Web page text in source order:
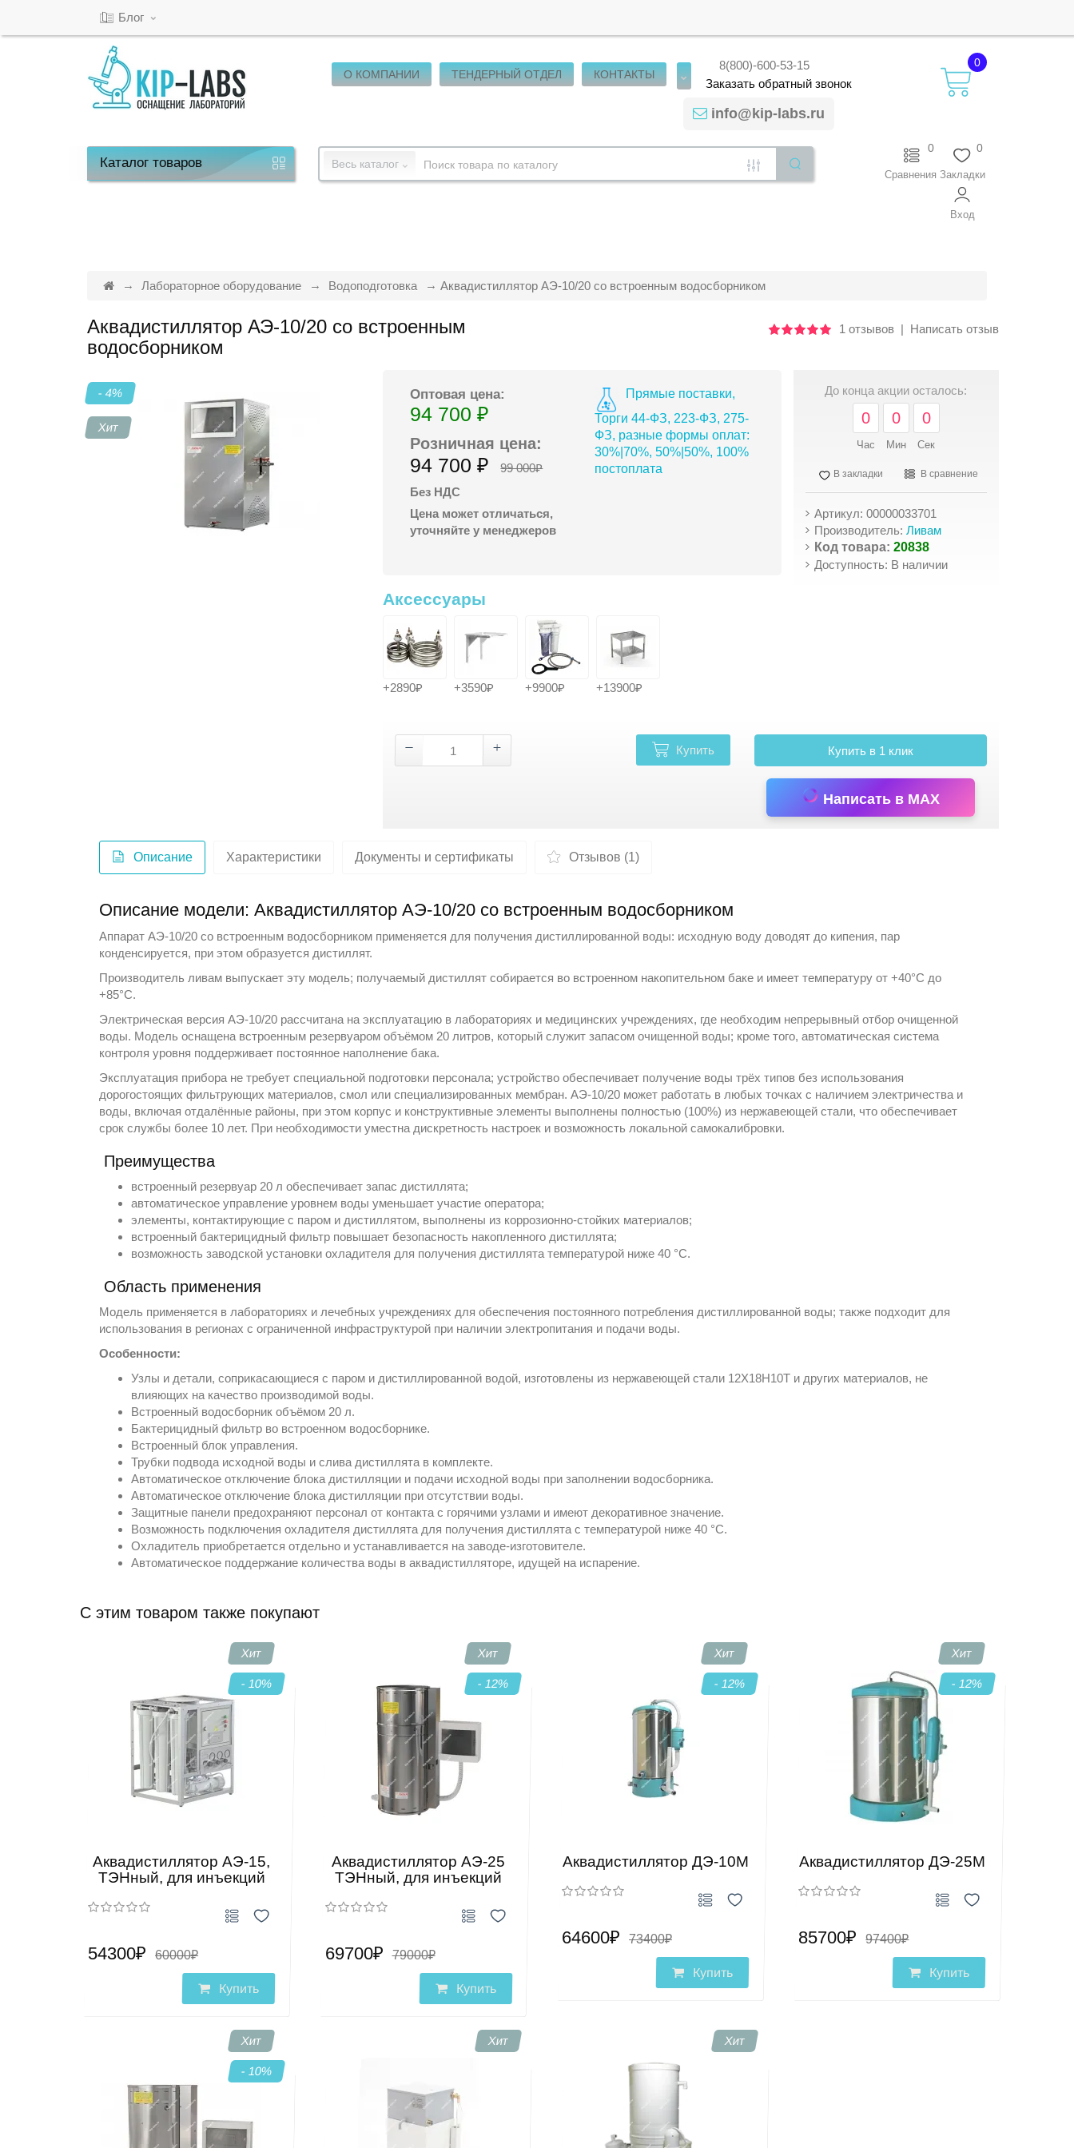
Блог
О КОМПАНИИ ТЕНДЕРНЫЙ ОТДЕЛ КОНТАКТЫ
8(800)-600-53-15
Заказатьобратныйзвонок
info@kip-labs.ru
0
Каталогтоваров Весь каталог
0
Закладки
0
Сравнения
Вход
Лабораторное оборудование Водоподготовка Аквадистиллятор АЭ-10/20 со встроенным водосборником
Аквадистиллятор АЭ-10/20 со встроенным
водосборником
1 отзывов| Написать отзыв
- 4%
Хит
Оптовая цена:
94 700 ₽
Розничная цена:
94 700 ₽
99 000₽
Без НДС
Цена может отличаться,
уточняйте у менеджеров
Прямые поставки,
Торги 44-ФЗ, 223-ФЗ, 275-
ФЗ, разные формы оплат:
30%|70%, 50%|50%, 100%
постоплата
Аксессуары
+2890₽ +3590₽ +9900₽ +13900₽
До конца акции осталось:
0
Час
0
Мин
0
Сек
В закладки В сравнение
Артикул: 00000033701
Производитель:Ливам
Код товара: 20838
Доступность: В наличии
Купить Купить в 1 клик
Написать в MAX
Описание Характеристики Документы и сертификаты Отзывов (1)
Описание модели: Аквадистиллятор АЭ-10/20 со встроенным водосборником
Аппарат АЭ-10/20 со встроенным водосборником применяется для получения дистиллированной воды: исходную воду доводят до кипения, пар
конденсируется, при этом образуется дистиллят.
Производитель ливам выпускает эту модель; получаемый дистиллят собирается во встроенном накопительном баке и имеет температуру от +40°С до
+85°С.
Электрическая версия АЭ-10/20 рассчитана на эксплуатацию в лабораториях и медицинских учреждениях, где необходим непрерывный отбор очищенной
воды. Модель оснащена встроенным резервуаром объёмом 20 литров, который служит запасом очищенной воды; кроме того, автоматическая система
контроля уровня поддерживает постоянное наполнение бака.
Эксплуатация прибора не требует специальной подготовки персонала; устройство обеспечивает получение воды трёх типов без использования
дорогостоящих фильтрующих материалов, смол или специализированных мембран. АЭ-10/20 может работать в любых точках с наличием электричества и
воды, включая отдалённые районы, при этом корпус и конструктивные элементы выполнены полностью (100%) из нержавеющей стали, что обеспечивает
срок службы более 10 лет. При необходимости уместна дискретность настроек и возможность локальной самокалибровки.
Преимущества
встроенный резервуар 20 л обеспечивает запас дистиллята;
автоматическое управление уровнем воды уменьшает участие оператора;
элементы, контактирующие с паром и дистиллятом, выполнены из коррозионно-стойких материалов;
встроенный бактерицидный фильтр повышает безопасность накопленного дистиллята;
возможность заводской установки охладителя для получения дистиллята температурой ниже 40 °С.
Область применения
Модель применяется в лабораториях и лечебных учреждениях для обеспечения постоянного потребления дистиллированной воды; также подходит для
использования в регионах с ограниченной инфраструктурой при наличии электропитания и подачи воды.
Особенности:
Узлы и детали, соприкасающиеся с паром и дистиллированной водой, изготовлены из нержавеющей стали 12Х18Н10Т и других материалов, не
влияющих на качество производимой воды.
Встроенный водосборник объёмом 20 л.
Бактерицидный фильтр во встроенном водосборнике.
Встроенный блок управления.
Трубки подвода исходной воды и слива дистиллята в комплекте.
Автоматическое отключение блока дистилляции и подачи исходной воды при заполнении водосборника.
Автоматическое отключение блока дистилляции при отсутствии воды.
Защитные панели предохраняют персонал от контакта с горячими узлами и имеют декоративное значение.
Возможность подключения охладителя дистиллята для получения дистиллята с температурой ниже 40 °С.
Охладитель приобретается отдельно и устанавливается на заводе-изготовителе.
Автоматическое поддержание количества воды в аквадистилляторе, идущей на испарение.
C этим товаром также покупают
Хит
- 10%
Аквадистиллятор АЭ-15,
ТЭНный, для инъекций
54300₽ 60000₽
Купить
Хит
- 12%
Аквадистиллятор АЭ-25
ТЭНный, для инъекций
69700₽ 79000₽
Купить
Хит
- 12%
Аквадистиллятор ДЭ-10М
64600₽ 73400₽
Купить
Хит
- 12%
Аквадистиллятор ДЭ-25М
85700₽ 97400₽
Купить
Хит
- 10%
Хит Хит